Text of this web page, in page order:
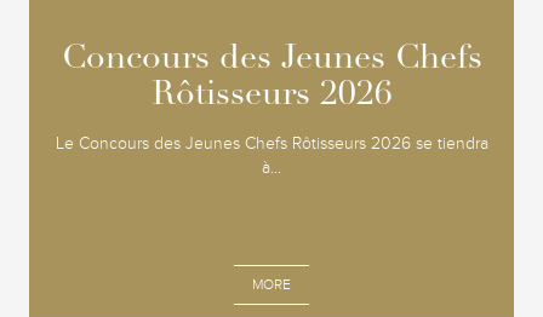
Concours des Jeunes Chefs
Rôtisseurs 2026
Le Concours des Jeunes Chefs Rôtisseurs 2026 se tiendra
à...
MORE
Concours des Jeunes Chefs
Rôtisseurs 2026